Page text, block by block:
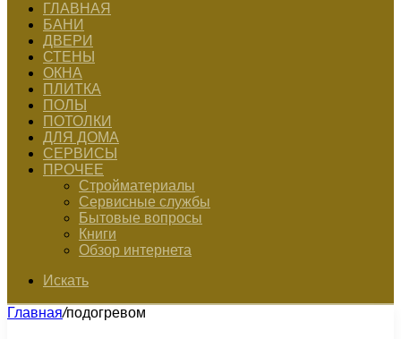
ГЛАВНАЯ
БАНИ
ДВЕРИ
СТЕНЫ
ОКНА
ПЛИТКА
ПОЛЫ
ПОТОЛКИ
ДЛЯ ДОМА
СЕРВИСЫ
ПРОЧЕЕ
Стройматериалы
Сервисные службы
Бытовые вопросы
Книги
Обзор интернета
Искать
Главная/подогревом